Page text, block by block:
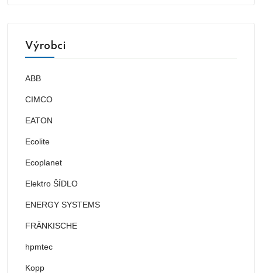
Výrobci
ABB
CIMCO
EATON
Ecolite
Ecoplanet
Elektro ŠÍDLO
ENERGY SYSTEMS
FRÄNKISCHE
hpmtec
Kopp